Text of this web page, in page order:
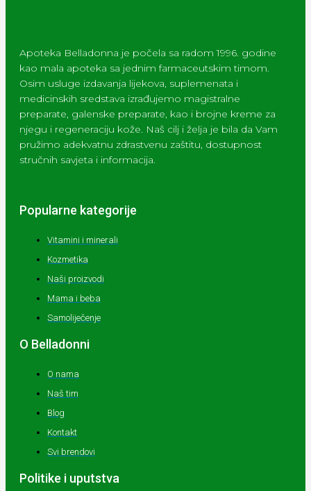
Apoteka Belladonna je počela sa radom 1996. godine
kao mala apoteka sa jednim farmaceutskim timom.
Osim usluge izdavanja lijekova, suplemenata i
medicinskih sredstava izrađujemo magistralne
preparate, galenske preparate, kao i brojne kreme za
njegu i regeneraciju kože. Naš cilj i želja je bila da Vam
pružimo adekvatnu zdrastvenu zaštitu, dostupnost
stručnih savjeta i informacija.
Popularne kategorije
Vitamini i minerali
Kozmetika
Naši proizvodi
Mama i beba
Samoliječenje
O Belladonni
O nama
Naš tim
Blog
Kontakt
Svi brendovi
Politike i uputstva